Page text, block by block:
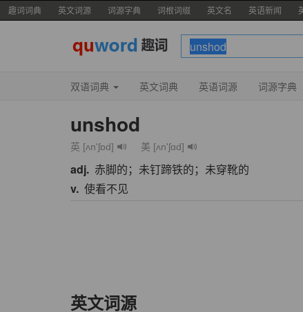
趣词词典 英文词源 词源字典 词根词缀 英文名 英语新闻
双语词典 英文词典 英语词源 词源字典
unshod
英 [ʌn'ʃɒd] 美 [ʌn'ʃɑd]
adj. 赤脚的；未钉蹄铁的；未穿靴的
v. 使看不见
英文词源